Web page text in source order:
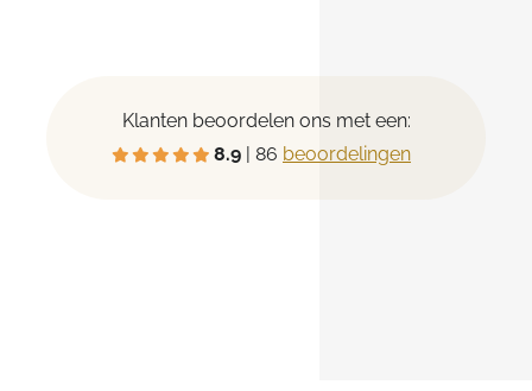
Klanten beoordelen ons met een:
8.9
| 86 beoordelingen